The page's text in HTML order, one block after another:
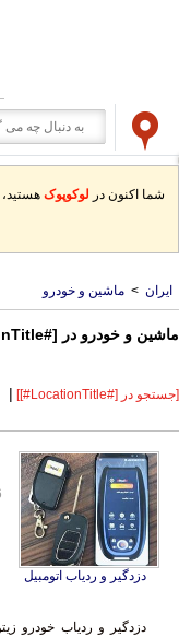
شما اکنون در لوکوپوک هستید،
ایران > ماشین و خودرو
ماشین و خودرو در [#LocationTitle#]
[جستجو در [#LocationTitle#]] |
دزدگیر و ردیاب اتومبیل
دزدگیر و ردیاب خودرو
خودرو با تلفن همراه
6